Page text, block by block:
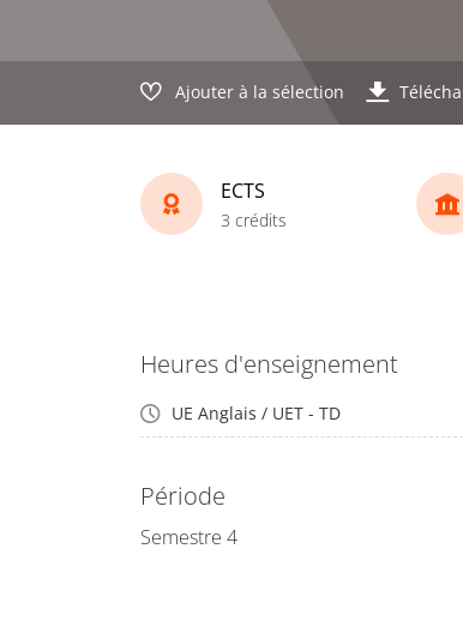
Ajouter à la sélection
ECTS
3 crédits
Heures d'enseignement
UE Anglais / UET - TD
Période
Semestre 4